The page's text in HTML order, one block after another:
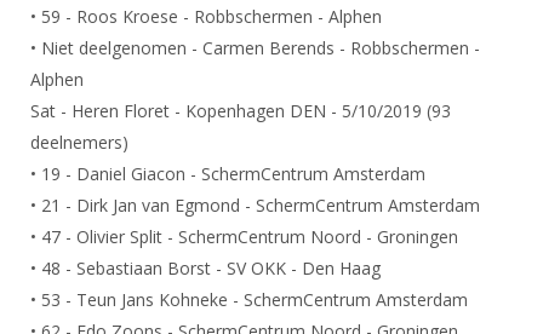
Contact
Medewerkers
Samenwerking
Formulieren
Alle Verenigingen
Verenigingsondersteuning
KNAS Keurmerk
NK's
JPT
Veteranenwedstrijden
Wedstrijdorganisatie
Nieuws
Voor scheidsrechters
Nieuws
Scheidsrechterslijst
Scheidsrechter Documentatie
Opleidingen
Tuchtzaken
• 59 - Roos Kroese - Robbschermen - Alphen
• Niet deelgenomen - Carmen Berends - Robbschermen -
Alphen
Sat - Heren Floret - Kopenhagen DEN - 5/10/2019 (93
deelnemers)
• 19 - Daniel Giacon - SchermCentrum Amsterdam
• 21 - Dirk Jan van Egmond - SchermCentrum Amsterdam
• 47 - Olivier Split - SchermCentrum Noord - Groningen
• 48 - Sebastiaan Borst - SV OKK - Den Haag
• 53 - Teun Jans Kohneke - SchermCentrum Amsterdam